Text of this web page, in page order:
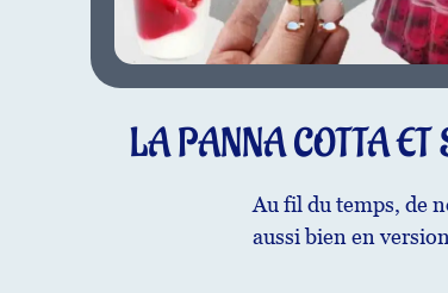
LA PANNA COTTA ET
Au fil du temps, de
aussi bien en